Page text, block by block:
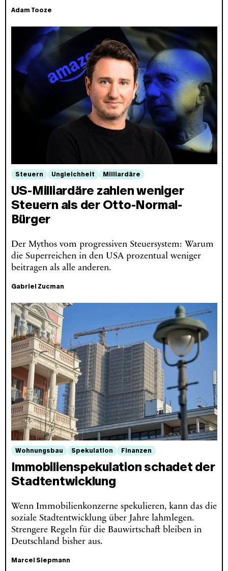
Adam Tooze
Steuern Ungleichheit Milliardäre
US-Milliardäre zahlen weniger
Steuern als der Otto-Normal-
Bürger
Der Mythos vom progressiven Steuersystem: Warum
die Superreichen in den USA prozentual weniger
beitragen als alle anderen.
Gabriel Zucman
Wohnungsbau Spekulation Finanzen
Immobilienspekulation schadet der
Stadtentwicklung
Wenn Immobilienkonzerne spekulieren, kann das die
soziale Stadtentwicklung über Jahre lahmlegen.
Strengere Regeln für die Bauwirtschaft bleiben in
Deutschland bisher aus.
Marcel Siepmann